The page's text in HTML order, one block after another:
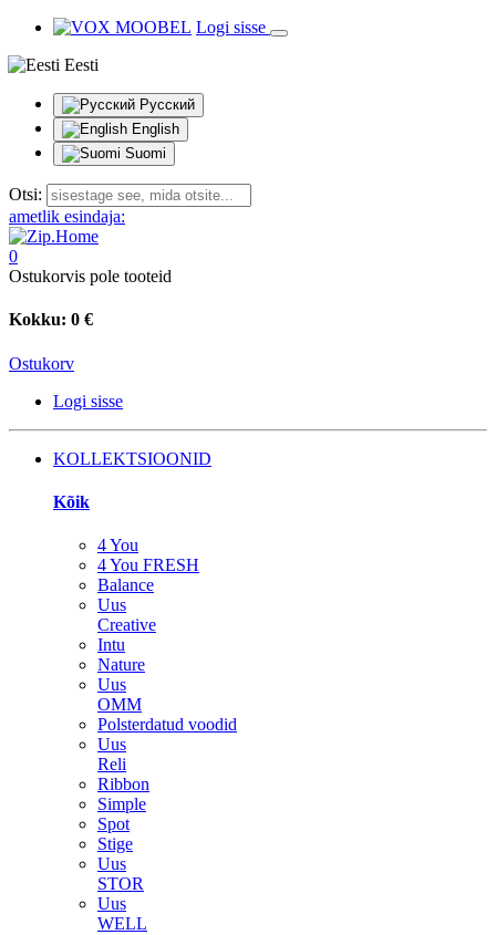
Logi sisse
Eesti
Русский
English
Suomi
Otsi:
ametlik esindaja:
0
Ostukorvis pole tooteid
Kokku: 0 €
Ostukorv
Logi sisse
KOLLEKTSIOONID
Kõik
4 You
4 You FRESH
Balance
Uus
Creative
Intu
Nature
Uus
OMM
Polsterdatud voodid
Uus
Reli
Ribbon
Simple
Spot
Stige
Uus
STOR
Uus
WELL